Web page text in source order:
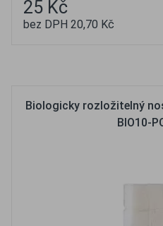
25 Kč
bez DPH 20,70 Kč
Biologicky rozložitelný
BIO10-